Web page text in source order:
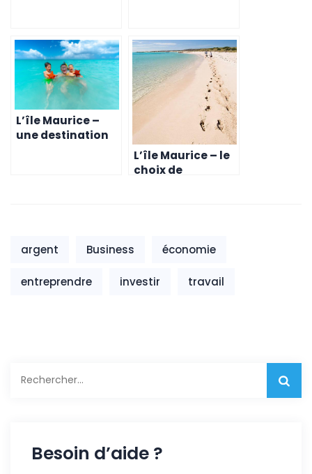
dans l’industrie
manufacturière
de vie
L’île Maurice –
une destination
L’île Maurice – le
choix de
argent Business économie
entreprendre investir travail
Besoin d’aide ?